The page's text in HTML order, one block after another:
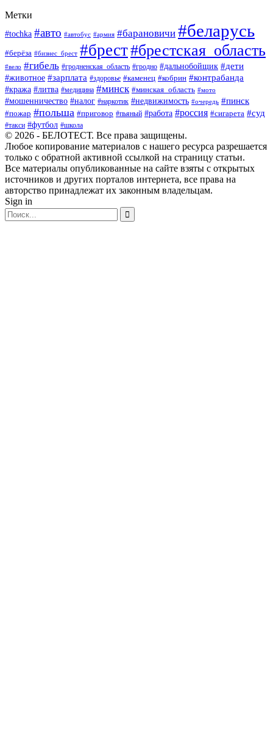
Метки
#tochka #авто #автобус #армия #барановичи #беларусь
#берёза #бизнес_брест #брест#брестская_область
#вело #гибель #гродненская_область #гродно #дальнобойщик #дети
#животное #зарплата #здоровье #каменец #кобрин #контрабанда
#кража #литва #медицина #минск #минская_область #мото
#мошенничество #налог #наркотик #недвижимость #очередь #пинск
#пожар #польша #приговор #пьяный #работа #россия #сигарета #суд
#такси #футбол #школа
© 2026 - БЕЛОТЕСТ. Все права защищены.
Любое копирование материалов с нашего ресурса разрешается
только с обратной активной ссылкой на страницу статьи.
Все материалы опубликованные на сайте взяты с открытых
источников и других порталов интернета, все права на
авторство принадлежат их законным владельцам.
Sign in